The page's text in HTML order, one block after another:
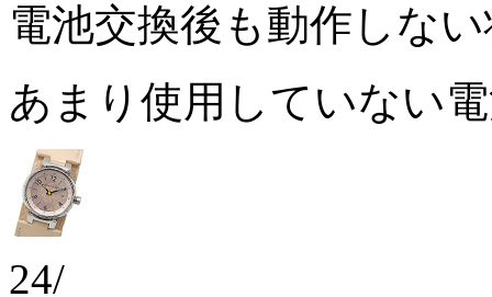
電池交換後も動作しな
あまり使用していない
24/